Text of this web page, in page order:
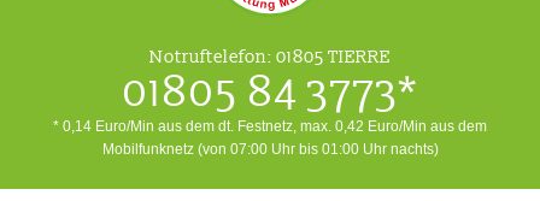
Notruftelefon: 01805 TIERRE
01805 84 3773*
* 0,14 Euro/Min aus dem dt. Festnetz, max. 0,42 Euro/Min aus dem
Mobilfunknetz (von 07:00 Uhr bis 01:00 Uhr nachts)